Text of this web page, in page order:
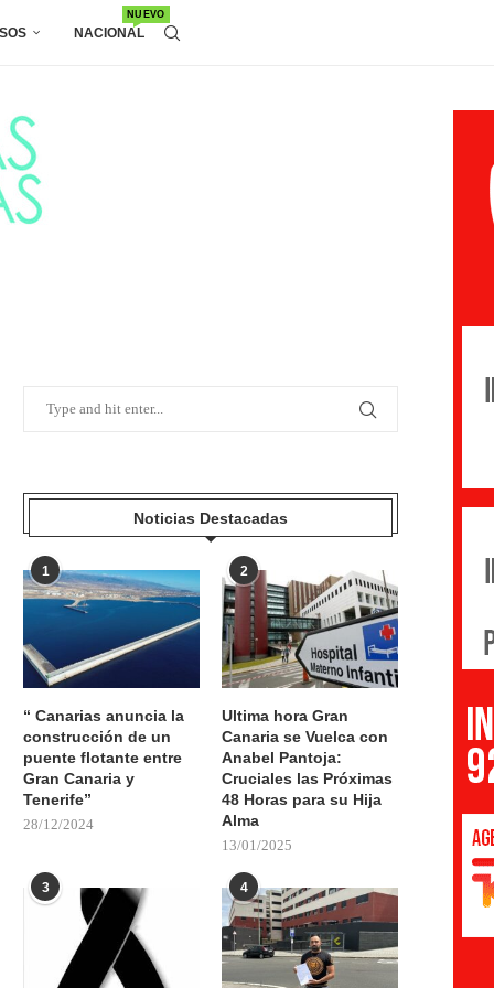
NACIONAL
NUEVO
Noticias Destacadas
1
“ Canarias anuncia la
construcción de un
puente flotante entre
Gran Canaria y
Tenerife”
28/12/2024
2
Ultima hora Gran
Canaria se Vuelca con
Anabel Pantoja:
Cruciales las Próximas
48 Horas para su Hija
Alma
13/01/2025
3 4